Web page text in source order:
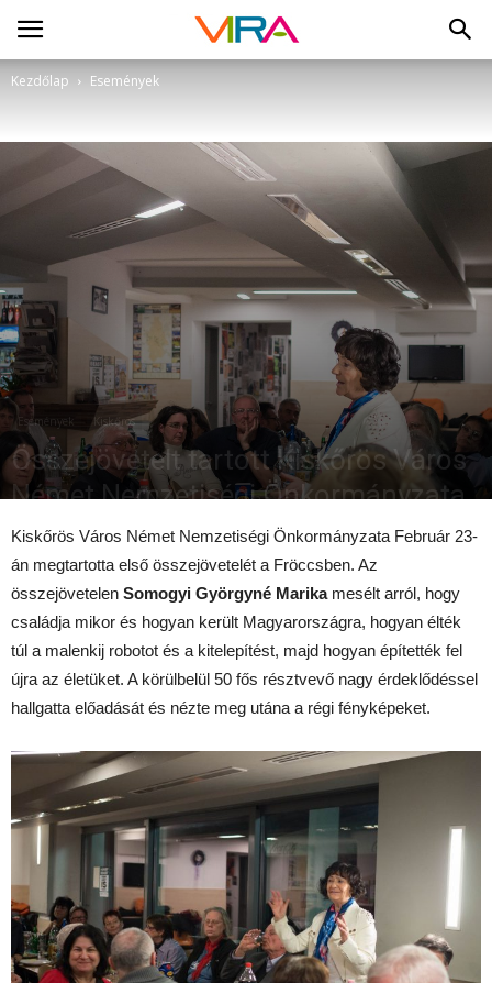
Kezdőlap Események
Események Kiskőrös
Összejövetelt tartott Kiskőrös Város
Német Nemzetiségi Önkormányzata
2017-02-24
Kiskőrös Város Német Nemzetiségi Önkormányzata Február 23-
án megtartotta első összejövetelét a Fröccsben. Az
összejövetelen Somogyi Györgyné Marikamesélt arról, hogy
családja mikor és hogyan került Magyarországra, hogyan élték
túl a malenkij robotot és a kitelepítést, majd hogyan építették fel
újra az életüket. A körülbelül 50 fős résztvevő nagy érdeklődéssel
hallgatta előadását és nézte meg utána a régi fényképeket.